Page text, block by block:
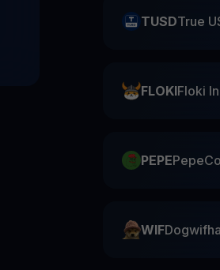
TUSDTrue
FLOKIFloki
PEPE
WIF